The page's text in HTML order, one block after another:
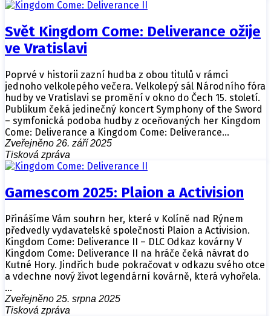
Svět Kingdom Come: Deliverance ožije
ve Vratislavi
Poprvé v historii zazní hudba z obou titulů v rámci
jednoho velkolepého večera. Velkolepý sál Národního fóra
hudby ve Vratislavi se promění v okno do Čech 15. století.
Publikum čeká jedinečný koncert Symphony of the Sword
– symfonická podoba hudby z oceňovaných her Kingdom
Come: Deliverance a Kingdom Come: Deliverance…
Zveřejněno 26. září 2025
Tisková zpráva
Gamescom 2025: Plaion a Activision
Přinášíme Vám souhrn her, které v Kolíně nad Rýnem
předvedly vydavatelské společnosti Plaion a Activision.
Kingdom Come: Deliverance II – DLC Odkaz kovárny V
Kingdom Come: Deliverance II na hráče čeká návrat do
Kutné Hory. Jindřich bude pokračovat v odkazu svého otce
a vdechne nový život legendární kovárně, která vyhořela.
…
Zveřejněno 25. srpna 2025
Tisková zpráva